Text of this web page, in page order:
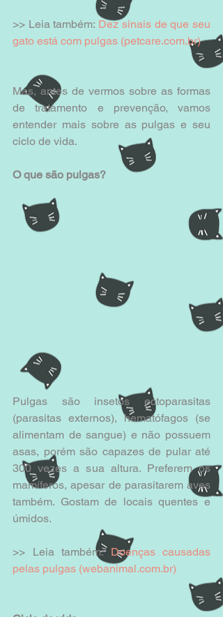
>> Leia também: Dez sinais de que seu
gato está com pulgas (petcare.com.br)
Mas, antes de vermos sobre as formas
de tratamento e prevenção, vamos
entender mais sobre as pulgas e seu
ciclo de vida.
O que são pulgas?
Pulgas são insetos ectoparasitas
(parasitas externos), hematófagos (se
alimentam de sangue) e não possuem
asas, porém são capazes de pular até
300 vezes a sua altura. Preferem os
mamíferos, apesar de parasitarem aves
também. Gostam de locais quentes e
úmidos.
>> Leia também: Doenças causadas
pelas pulgas (webanimal.com.br)